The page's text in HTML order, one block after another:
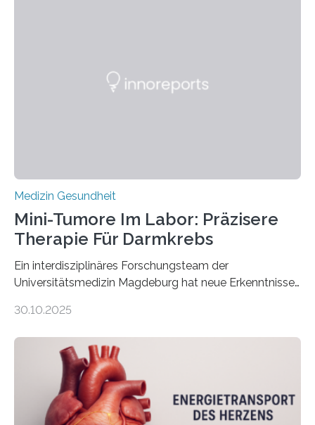
Medizin Gesundheit
Mini-Tumore Im Labor: Präzisere
Therapie Für Darmkrebs
Ein interdisziplinäres Forschungsteam der
Universitätsmedizin Magdeburg hat neue Erkenntnisse
behandelt werden kann. In ihrer aktuellen Studie,
Oncology, zeigen die Forschenden, dass Mini-Tumore
aus Gewebe von Patientinnen und Patienten –
sogenannte Organoide – genutzt werden können, um
vorab zu prüfen, welche Medikamente am besten
wirken. Dabei wurde ein Eiweiß identifiziert, das künftig
30.10.2025